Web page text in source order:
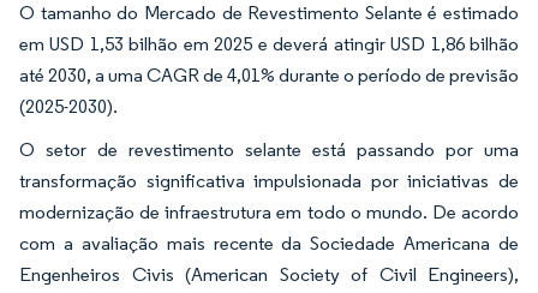
O tamanho do Mercado de Revestimento Selante é estimado
em USD 1,53 bilhão em 2025 e deverá atingir USD 1,86 bilhão
até 2030, a uma CAGR de 4,01% durante o período de previsão
(2025-2030).
O setor de revestimento selante está passando por uma
transformação significativa impulsionada por iniciativas de
modernização de infraestrutura em todo o mundo. De acordo
com a avaliação mais recente da Sociedade Americana de
Engenheiros Civis (American Society of Civil Engineers),